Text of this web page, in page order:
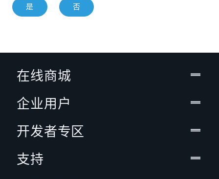
是 否
在线商城
企业用户
开发者专区
支持